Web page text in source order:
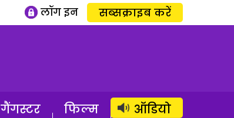
लॉग इन सब्सक्राइब करें
गैंगस्टर फिल्म ऑडियो